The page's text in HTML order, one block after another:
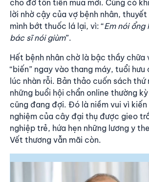
cho đỡ tốn tiền mua mới. Cũng có
lời nhờ cậy của vợ bệnh nhân,
mình bớt thuốc lá lại, vì: “Em nói ổng
bác sĩ nói giùm”.
Hết bệnh nhân chờ là bậc thầy chữa
“biến” ngay vào thang máy, tuổi hưu
lúc nhàn rỗi. Bản thảo cuốn sách
những buổi hội chẩn online thường
cũng đang đợi. Đó là niềm vui vì
nghiệm của cây đại thụ được gieo
nghiệp trẻ, hứa hẹn những lương y
Vết thương vẫn mãi còn.